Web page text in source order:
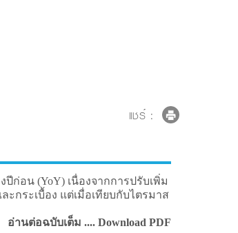
แชร์ :
ก่อน (YoY) เนื่องจากการปรับเพิ่ม
ระเบื้อง แต่เมื่อเทียบกับไตรมาส
อ่านต่อฉบับเต็ม .... Download PDF